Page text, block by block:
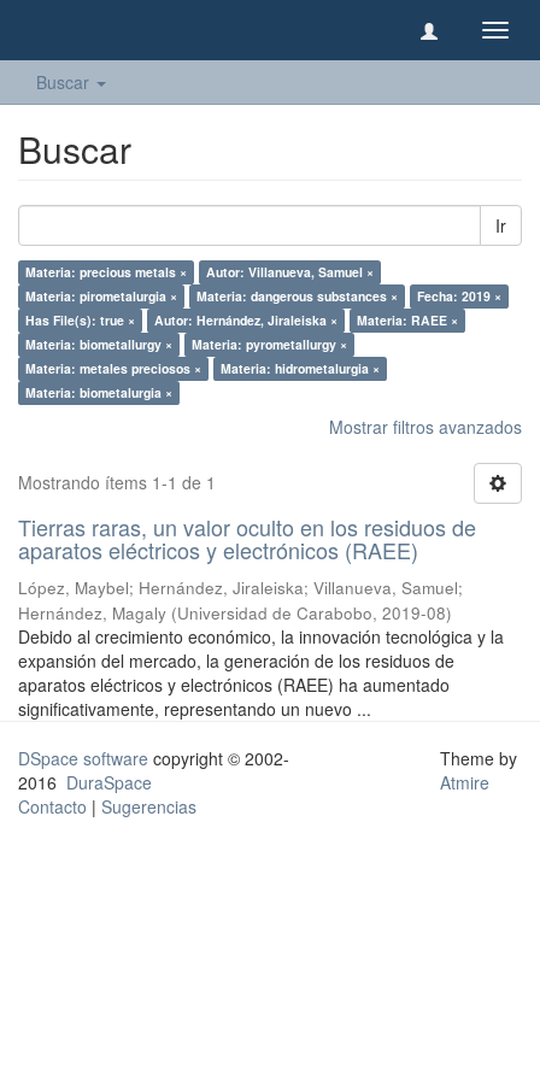
Buscar
Buscar
Ir
Materia: precious metals ×
Autor: Villanueva, Samuel ×
Materia: pirometalurgia ×
Materia: dangerous substances ×
Fecha: 2019 ×
Has File(s): true ×
Autor: Hernández, Jiraleiska ×
Materia: RAEE ×
Materia: biometallurgy ×
Materia: pyrometallurgy ×
Materia: metales preciosos ×
Materia: hidrometalurgia ×
Materia: biometalurgia ×
Mostrar filtros avanzados
Mostrando ítems 1-1 de 1
Tierras raras, un valor oculto en los residuos de
aparatos eléctricos y electrónicos (RAEE)
López, Maybel; Hernández, Jiraleiska; Villanueva, Samuel;
Hernández, Magaly (Universidad de Carabobo, 2019-08)
Debido al crecimiento económico, la innovación tecnológica y la
expansión del mercado, la generación de los residuos de
aparatos eléctricos y electrónicos (RAEE) ha aumentado
significativamente, representando un nuevo ...
DSpace software copyright © 2002-
2016 DuraSpace
Contacto | Sugerencias
Theme by
Atmire